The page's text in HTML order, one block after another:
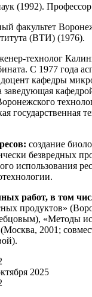
(1992).
факультет
(ВТИ) (1976).
технолог
С 1977 года
доцент кафедры
государственная
создание
безвредных
использования
работ, в том
продуктов»
«Методы
2001;
2025